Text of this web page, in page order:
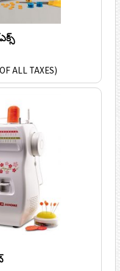
ALL TAXES)